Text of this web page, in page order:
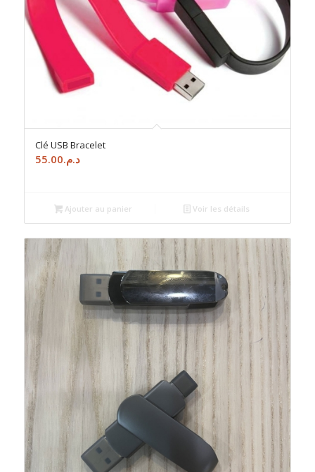
Clé USB Bracelet
د.م.55.00
Ajouter au panier Voir les détails